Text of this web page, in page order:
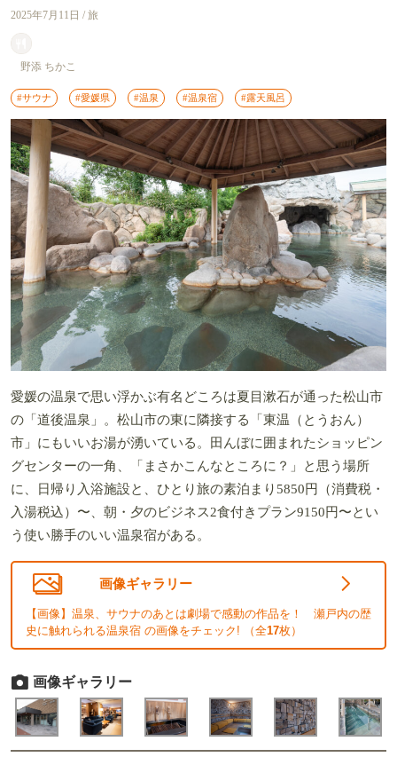
2025年7月11日 / 旅
野添 ちかこ
#サウナ #愛媛県 #温泉 #温泉宿 #露天風呂
愛媛の温泉で思い浮かぶ有名どころは夏目漱石が通った松山市
の「道後温泉」。松山市の東に隣接する「東温（とうおん）
市」にもいいお湯が湧いている。田んぼに囲まれたショッピン
グセンターの一角、「まさかこんなところに？」と思う場所
に、日帰り入浴施設と、ひとり旅の素泊まり5850円（消費税・
入湯税込）〜、朝・夕のビジネス2食付きプラン9150円〜とい
う使い勝手のいい温泉宿がある。
画像ギャラリー
【画像】温泉、サウナのあとは劇場で感動の作品を！ 瀬戸内の歴
史に触れられる温泉宿 の画像をチェック! （全17枚）
画像ギャラリー